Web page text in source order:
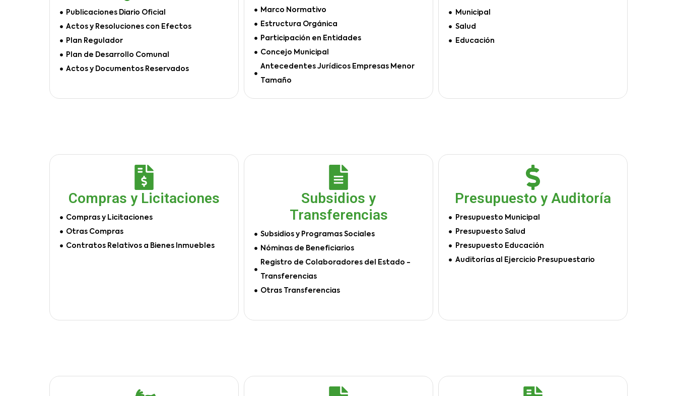
Publicaciones Diario Oficial
Actos y Resoluciones con Efectos
Plan Regulador
Plan de Desarrollo Comunal
Actos y Documentos Reservados
Marco Normativo
Estructura Orgánica
Participación en Entidades
Concejo Municipal
Antecedentes Jurídicos Empresas Menor
Tamaño
Municipal
Salud
Educación
Compras y Licitaciones
Compras y Licitaciones
Otras Compras
Contratos Relativos a Bienes Inmuebles
Subsidios y
Transferencias
Subsidios y Programas Sociales
Nóminas de Beneficiarios
Registro de Colaboradores del Estado -
Transferencias
Otras Transferencias
Presupuesto y Auditoría
Presupuesto Municipal
Presupuesto Salud
Presupuesto Educación
Auditorías al Ejercicio Presupuestario